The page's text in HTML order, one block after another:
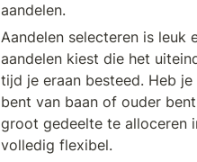
aandelen.
Aandelen selecteren is leuk
aandelen kiest die het
tijd je eraan besteed. Heb
bent van baan of ouder
groot gedeelte te alloceren
volledig flexibel.